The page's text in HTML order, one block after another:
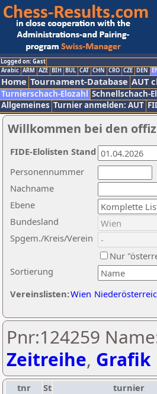
Logged on: Gast
Arabic ARM AZE BIH BUL CAT CHN CRO CZE DEN
Home Tournament-Database AUT
Turnierschach-Elozahl Schnellschach-
Allgemeines Turnier anmelden: AUT
Willkommen bei den
Nachname
Ebene
Sortierung
Personennummer
Bundesland
Spgem./Kreis/Verein
Nur
Vereinslisten:Wien
FIDE-Elolisten Stand
Pnr:124259
Zeitreihe,
tnr St turnier